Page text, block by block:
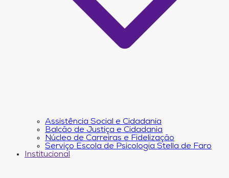
Assistência Social e Cidadania
Balcão de Justiça e Cidadania
Núcleo de Carreiras e Fidelização
Serviço Escola de Psicologia Stella de Faro
Institucional